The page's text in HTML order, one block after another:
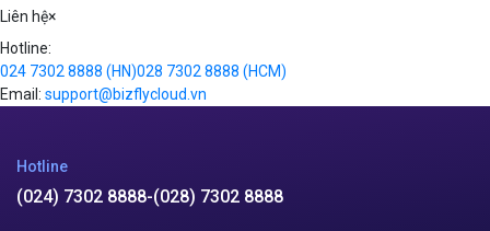
Liên hệ×
Hotline:
024 7302 8888 (HN)028 7302 8888 (HCM)
Email: support@bizflycloud.vn
Hotline
(024) 7302 8888-(028) 7302 8888